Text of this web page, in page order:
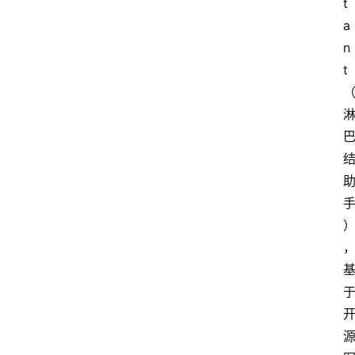
t
a
n
t
（
淋
巴
结
助
手
）
，
基
于
开
源